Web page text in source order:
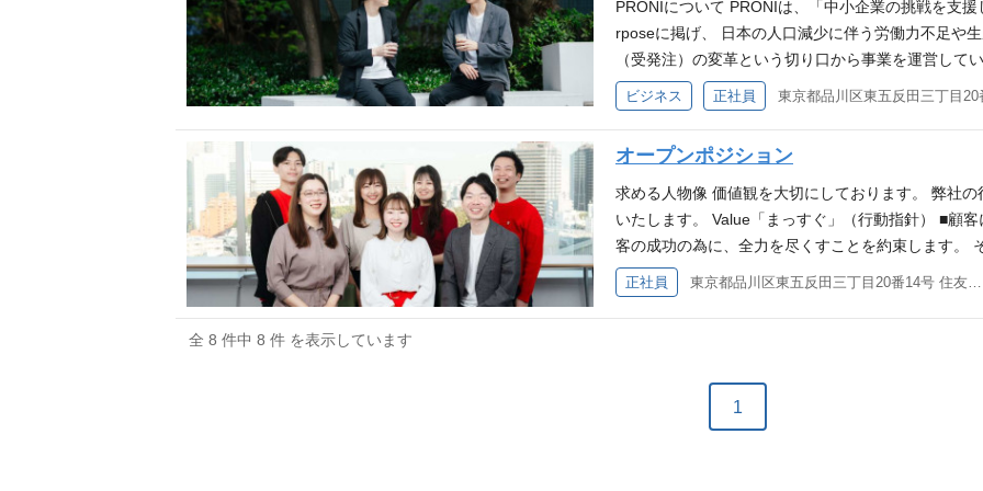
起こせる方（現場訪問・ユーザーヒアリング等を自
標達成のために必要なことは何でも取り組めるフッ
視し、コミュニケーション能力に優れた方 新しい
を持つ方 弊社バリューの「まっすぐ」と「プロフェ
パクト・アウトカムに向き合える方 現状にとどまる
kerdeck.com/proni/proni-now-hiring ・公式note
ューは「良い点を褒める（Good）」と「より良く
輩エンジニアの知見を吸収しながら成長できる環境
前に「どう解決するか」をチームで考えるフェー
です。 ▼サポート体制 ・メンター制度と週次振り返
法か」を学ぶ設計レビュー プログラミング着手前に
す。 タスクの解決策をチームで議論することで、先
イレクトに吸収できます。 ・実戦的なドメイン知識
た開発環境により、 複雑なBtoBビジネスのドメイン
です。 ・スキルアップ支援制度 資格取得補助制度
業可（許可制）など、 個人の「学び」を会社が全力
ック 言語: PHP、TypeScript フレームワーク:
Pipeline, Lambda, CloudFront, CloudWatch,
募集要件 必須要件 PHP、Ruby、Python、
ョンの開発経験3年以上 Webアプリケーションの運
す。 1.仮説検証を回す「アジャイル開発」 ・1週間
い、状況が変わっても素早く軌道修正しながら、 最
デイリースクラム 毎日チームで状況を同期。困り
しの良い環境です。 ・チーム一体の開発 プロダク
す。 2. 「AIネイティブ」な環境 ・AI活用の常態化
う本質的な思考に時間を割いています。 ・ユーザ
ユーザー価値に向き合う時間へとシフトさせる「AI
3. 技術力を磨き、品質を担保する「レビュー文化」
る全てのコードに対して、GitHub上で徹底したレビ
り、 シニアエンジニアがアーキテクチャ観点からチ
用中の技術スタック 言語: PHP、TypeScript フレー
現・改善をリード ・自社AIプラットフォームを活
AIネイティブな業務設計の推進 ・全社横断的な業務
業務部門と連携し、個別課題を把握しAIを組み込ん
にするための社内カルチャー醸成・浸透 ・部門横
伴走 ・各部門の改善事例を横展開し、全社的な底
社内AI活用事例 NotebookLMを使用したコーポレー
準備の業務改善等、営業活動の業務効率化 チーム
の中村が管掌を務め、エンジニアやPdMを中心にプ
ます。 募集要件 必須要件 AI技術（特に生成AI）を
ら手を動かして企画・推進した実務経験 現場（営
ローの再構築・生産性向上まで一連をリードした経
（BPR）において、企画立案〜実行〜効果検証まで
います。 ＜パートナーセールス＞ ご契約いただい
ング～成果創出に向けたサクセス業務と、より一
営業を行なっていただきます。 ＜エンタープライズ
企業の中でもSaaS領域でのトップベンダーに向けた
す。 ＜事業開発＞ 既存事業と並行してPoCを行な
っていただきます。方針策定から実行までを少数精
囲）会社が定める業務 チーム・環境 各チームはメ
ビス改善やマネジメントなどにも早期にチャレンジ
根を越えて意見を出し合いより良いサービス作りの
験2年以上 ・事業開発 / 事業推進の2年以上 歓迎要
経験 ・SaaS/クラウドサービスの営業経験 ・コン
ビスの導入、ご発注を検討するユーザーへの要件や
したユーザーへの定期的な接点づくり / 問い合わせ
先候補となる企業の提案 ・提案品質向上に向けた、
・顧客の声を反映させたサービス改善 ◇具体的な業
お問合せに対し、お電話で要件ヒアリングします。
ル提案まで行います。 要件をおまとめし、課題解決
ユーザー（継続サポート）】 継続的なお悩みや新
いきます。 進捗状況に合わせて、ソリューション・
ィング対象 マーケティング・広報、新規事業開発
P制作、アプリ・システム開発、 動画制作、WEB広
どのSaaSツール etc ※詳しくはサービスサイトをご
su.jp/） ・PRONIアイミツSaaS（https://
S・IT業界での営業経験 ・自社開発AIを用いたコン
経験 ・コンサルティング企業でのコンサル経験 ・
PRONIについて PRONIは、「中小企業の挑戦を支
rposeに掲げ、 日本の人口減少に伴う労働力不足や
（受発注）の変革という切り口から事業を運営し
（「PRONIアイミツ」）を開始し、現在は25万社超
ウェア比較・導入支援等を行い、国内最大級の受発
る巨大市場です。 ＜サービスの特徴＞ 【システム×
ライン上のマッチングにとどまらず、DXコンシェ
解決すべきか」という課題設定〜最適なソリューシ
潜在ニーズの両方を取り込む成長モデル】 インタ
DXの必要性に気づいていない企業に対してもニーズ
25年12月に東京証券取引所グロース市場へ上場（証
に加え、この巨大な市場に対して複数の事業を展開
にPRONIが向き合う受発注領域においては、業界・
り、既存サービスの延長線上では十分に価値を届け
ビジネス 正社員
オープンポジション
求める人物像 価値観を大切にしております。 弊社
いたします。 Value「まっすぐ」（行動指針） ■顧
客の成功の為に、全力を尽くすことを約束します。
拘り、高みを目指し成長し続けます。 ■チーム全員
く、良い悪いをはっきり言えるチームを目指します
頼関係を築きます。 ■成すべきことにまっすぐ向き
om/proni/proni-now-hiring ・公式note https://
ックブログ https://note.unilabo.jp/m/
正社員
全 8 件中 8 件 を表示しています
1